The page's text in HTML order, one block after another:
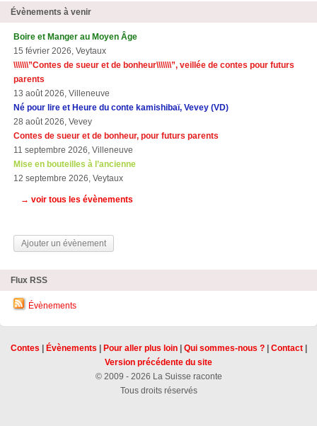
Évènements à venir
Boire et Manger au Moyen Âge
15 février 2026, Veytaux
\\\\\\\”Contes de sueur et de bonheur\\\\\\\”, veillée de contes pour futurs
parents
13 août 2026, Villeneuve
Né pour lire et Heure du conte kamishibaï, Vevey (VD)
28 août 2026, Vevey
Contes de sueur et de bonheur, pour futurs parents
11 septembre 2026, Villeneuve
Mise en bouteilles à l’ancienne
12 septembre 2026, Veytaux
→ voir tous les évènements
Ajouter un évènement
Flux RSS
Évènements
Contes Évènements Pour aller plus loin| Qui sommes-nous ?| Contact|
Version précédente du site
© 2009 - 2026 La Suisse raconte
Tous droits réservés